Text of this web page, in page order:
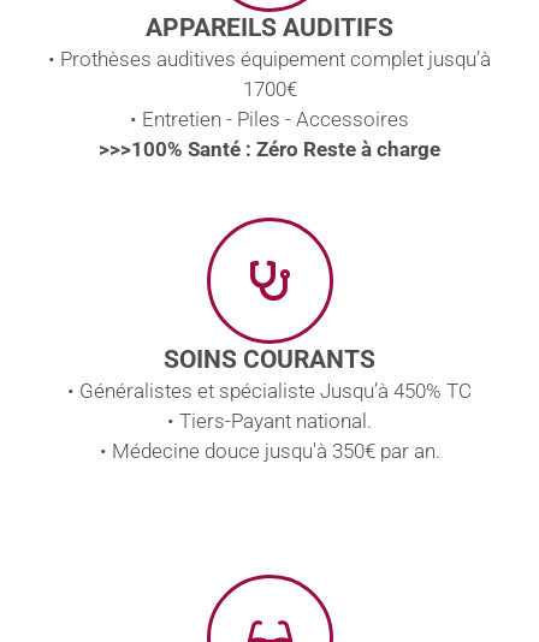
APPAREILS AUDITIFS
• Prothèses auditives équipement complet jusqu’à
1700€
• Entretien - Piles - Accessoires
>>>100% Santé : Zéro Reste à charge
SOINS COURANTS
• Généralistes et spécialiste Jusqu’à 450% TC
• Tiers-Payant national.
• Médecine douce jusqu'à 350€ par an.